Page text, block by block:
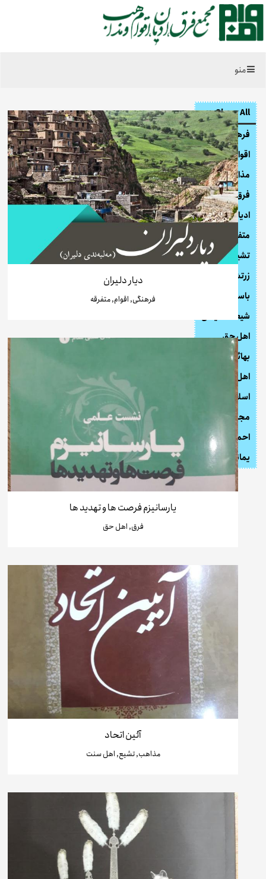
منو
Show All
فرهنگی
اقوام
مذاهب
فرق
ادیان
متفرقه
تشیع
زرتشت گرایی
باستان گرایی
شیعه انگلیسی
اهل حق
بهائیت
اهل سنت
اسلام
مجوس
احمد الحسن
یمانیت
دیار دلیران
فرهنگی, اقوام, متفرقه
یارسانیزم فرصت ها و تهدید ها
فرق, اهل حق
آئین اتحاد
مذاهب, تشیع, اهل سنت